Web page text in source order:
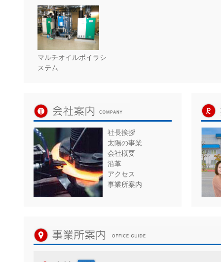
マルチオイルボイラシ
ステム
社長挨拶
太陽の事業
会社概要
沿革
アクセス
事業所案内